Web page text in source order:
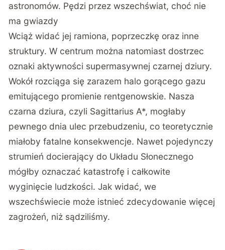
astronomów. Pędzi przez wszechświat, choć nie
ma gwiazdy
Wciąż widać jej ramiona, poprzeczkę oraz inne
struktury. W centrum można natomiast dostrzec
oznaki aktywności supermasywnej czarnej dziury.
Wokół rozciąga się zarazem halo gorącego gazu
emitującego promienie rentgenowskie. Nasza
czarna dziura, czyli Sagittarius A*, mogłaby
pewnego dnia ulec przebudzeniu, co teoretycznie
miałoby fatalne konsekwencje. Nawet pojedynczy
strumień docierający do Układu Słonecznego
mógłby oznaczać katastrofę i całkowite
wyginięcie ludzkości. Jak widać, we
wszechświecie może istnieć zdecydowanie więcej
zagrożeń, niż sądziliśmy.